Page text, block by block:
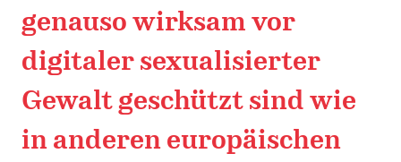
genauso wirksam vor
digitaler sexualisierter
Gewalt geschützt sind wie
in anderen europäischen